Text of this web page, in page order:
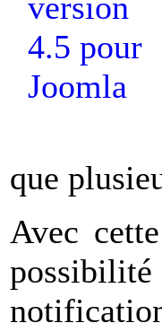
que
Avec